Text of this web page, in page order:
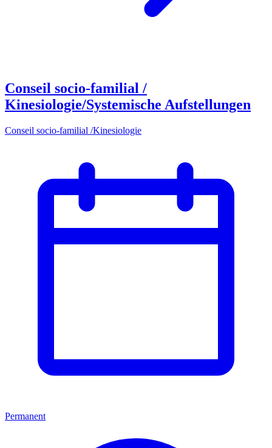
Conseil socio-familial /
Kinesiologie/Systemische Aufstellungen
Conseil socio-familial /Kinesiologie
Permanent